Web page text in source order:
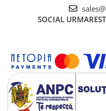
SOCIAL